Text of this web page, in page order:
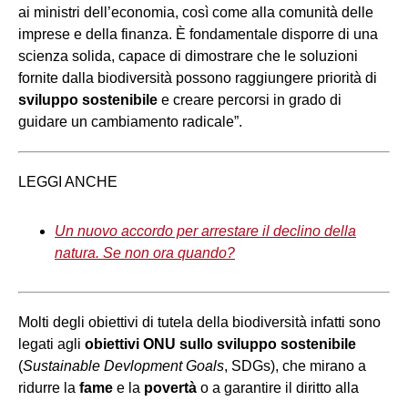
ai ministri dell’economia, così come alla comunità delle
imprese e della finanza. È fondamentale disporre di una
scienza solida, capace di dimostrare che le soluzioni
fornite dalla biodiversità possono raggiungere priorità di
sviluppo sostenibile e creare percorsi in grado di
guidare un cambiamento radicale”.
LEGGI ANCHE
Un nuovo accordo per arrestare il declino della
natura. Se non ora quando?
Molti degli obiettivi di tutela della biodiversità infatti sono
legati agli obiettivi ONU sullo sviluppo sostenibile
(Sustainable Devlopment Goals, SDGs), che mirano a
ridurre la fame e la povertà o a garantire il diritto alla